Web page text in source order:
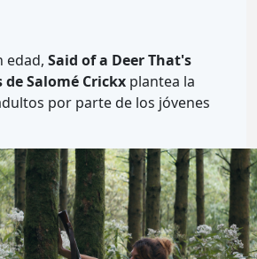
edad, Said of a Deer That's
Salomé Crickx plantea la
por parte de los jóvenes